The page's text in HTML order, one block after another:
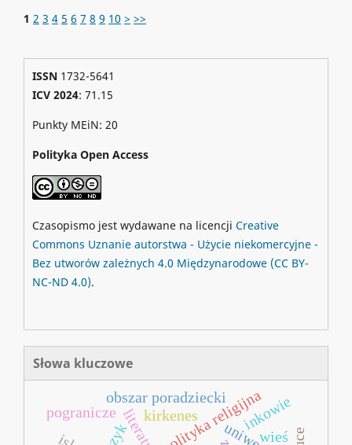
1 2 3 4 5 6 7 8 9 10 > >>
ISSN1732-5641
ICV 2024: 71.15
Punkty MEiN: 20
Polityka Open Access
Czasopismo jest wydawane na licencji Creative
Commons Uznanie autorstwa - Użycie niekomercyjne -
Bez utworów zależnych 4.0 Międzynarodowe (CC BY-
NC-ND 4.0).
Słowa kluczowe
polityka religijna
kirkenes
pogranicze
obszar poradziecki inkowie
wieś